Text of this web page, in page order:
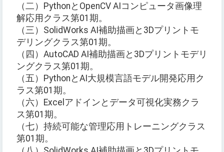
（二）PythonとOpenCV AIコンピュータ画像理
解応用クラス第01期。
（三）SolidWorks AI補助描画と3Dプリントモ
デリングクラス第01期。
（四）AutoCAD AI補助描画と3Dプリントモデリ
ングクラス第01期。
（五）PythonとAI大規模言語モデル開発応用ク
ラス第01期。
（六）Excelアドインとデータ可視化実務クラ
ス第01期。
（七）持続可能な管理応用トレーニングクラス
第01期。